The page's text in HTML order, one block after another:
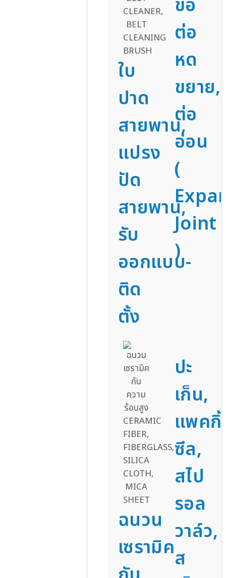
ใบ
ปาด
สายพาน,
แปรง
ปัด
สายพาน,
รับ
ออกแบบ-
ติด
ตั้ง
ข้อ
ต่อ
หด
ขยาย
ต่อ
อ่อน
(
Joint
)
ฉนวน
เซรามิค
ปะ
เก็น,
แพคกิ้
ซีล,
สไป
รอล
วาล์ว,
ส